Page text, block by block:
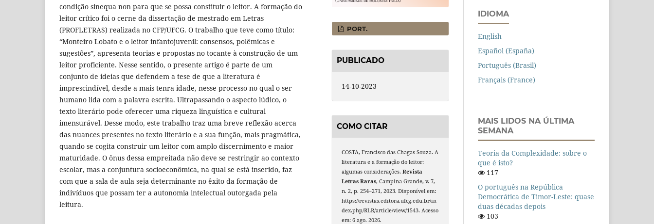
condição sinequa non para que se possa constituir o leitor. A formação do
leitor crítico foi o cerne da dissertação de mestrado em Letras
(PROFLETRAS) realizada no CFP/UFCG. O trabalho que teve como título:
“Monteiro Lobato e o leitor infantojuvenil: consensos, polêmicas e
sugestões”, apresenta teorias e propostas no tocante à construção de um
leitor proficiente. Nesse sentido, o presente artigo é parte de um
conjunto de ideias que defendem a tese de que a literatura é
imprescindível, desde a mais tenra idade, nesse processo no qual o ser
humano lida com a palavra escrita. Ultrapassando o aspecto lúdico, o
texto literário pode oferecer uma riqueza linguística e cultural
imensurável. Desse modo, este trabalho traz uma breve reflexão acerca
das nuances presentes no texto literário e a sua função, mais pragmática,
quando se cogita construir um leitor com amplo discernimento e maior
maturidade. O ônus dessa empreitada não deve se restringir ao contexto
escolar, mas a conjuntura socioeconômica, na qual se está inserido, faz
com que a sala de aula seja determinante no êxito da formação de
indivíduos que possam ter a autonomia intelectual outorgada pela
leitura.
PORT.
PUBLICADO
14-10-2023
COMO CITAR
COSTA, Francisco das Chagas Souza. A
literatura e a formação do leitor:
algumas considerações.Revista
Letras Raras, Campina Grande, v. 7,
n. 2, p. 254–271, 2023. Disponível em:
https://revistas.editora.ufcg.edu.br/in
dex.php/RLR/article/view/1543. Acesso
em: 6 ago. 2026.
IDIOMA
English
Español (España)
Português (Brasil)
Français (France)
MAIS LIDOS NA ÚLTIMA
SEMANA
Teoria da Complexidade: sobre o
que é isto?
117
O português na República
Democrática de Timor-Leste: quase
duas décadas depois
103